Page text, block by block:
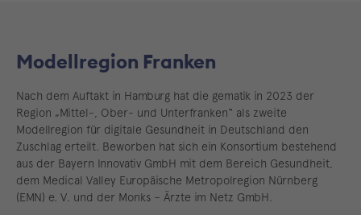
Modellregion Franken
Nach dem Auftakt in Hamburg hat die gematik in 2023 der
Region „Mittel-, Ober- und Unterfranken“ als zweite
Modellregion für digitale Gesundheit in Deutschland den
Zuschlag erteilt. Beworben hat sich ein Konsortium bestehend
aus der Bayern Innovativ GmbH mit dem Bereich Gesundheit,
dem Medical Valley Europäische Metropolregion Nürnberg
(EMN) e. V. und der Monks – Ärzte im Netz GmbH.